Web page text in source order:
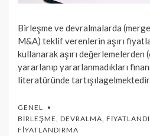
Birleşme ve devralmalarda
M&A) teklif verenlerin aşırı
kullanarak aşırı
yararlanıp yararlanmadıkları
literatüründe tartışılagelmektedir.
GENEL
BIRLEŞME DEVRALMA
FIYATLANDIRMA